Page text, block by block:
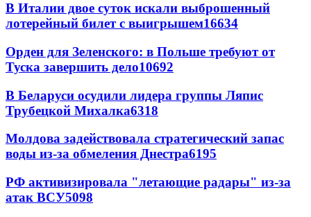
В Италии двое суток искали выброшенный
лотерейный билет с выигрышем16634
Орден для Зеленского: в Польше требуют от
Туска завершить дело10692
В Беларуси осудили лидера группы Ляпис
Трубецкой Михалка6318
Молдова задействовала стратегический запас
воды из-за обмеления Днестра6195
РФ активизировала "летающие радары" из-за
атак ВСУ5098